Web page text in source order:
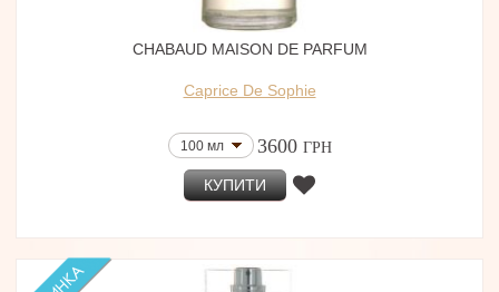
CHABAUD MAISON DE PARFUM
Caprice De Sophie
100 мл 3600 ГРН
КУПИТИ